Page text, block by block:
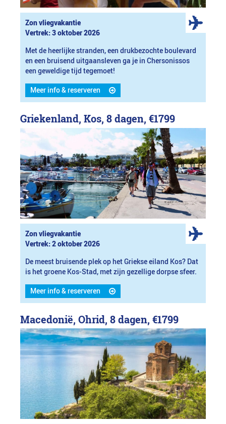
Zon vliegvakantie
Vertrek: 3 oktober 2026
Met de heerlijke stranden, een drukbezochte boulevard
en een bruisend uitgaansleven ga je in Chersonissos
een geweldige tijd tegemoet!
Meer info & reserveren
Griekenland, Kos, 8 dagen, €1799
Zon vliegvakantie
Vertrek: 2 oktober 2026
De meest bruisende plek op het Griekse eiland Kos? Dat
is het groene Kos-Stad, met zijn gezellige dorpse sfeer.
Meer info & reserveren
Macedonië, Ohrid, 8 dagen, €1799